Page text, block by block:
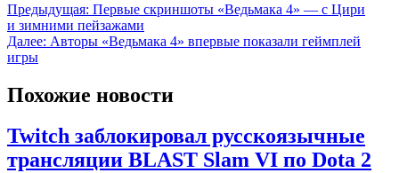
Предыдущая: Первые скриншоты «Ведьмака 4» — с Цири
и зимними пейзажами
Далее: Авторы «Ведьмака 4» впервые показали геймплей
игры
Похожие новости
Twitch заблокировал русскоязычные
трансляции BLAST Slam VI по Dota 2